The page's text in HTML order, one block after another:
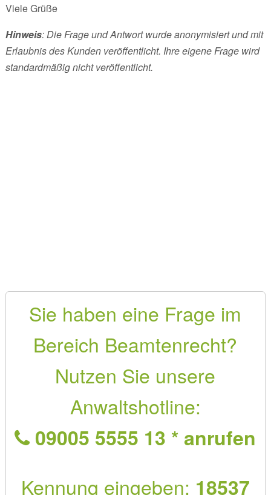
Viele Grüße
Hinweis: Die Frage und Antwort wurde anonymisiert und mit
Erlaubnis des Kunden veröffentlicht. Ihre eigene Frage wird
standardmäßig nicht veröffentlicht.
Sie haben eine Frage im
Bereich Beamtenrecht?
Nutzen Sie unsere
Anwaltshotline:
09005 5555 13 * anrufen
Kennung eingeben: 18537